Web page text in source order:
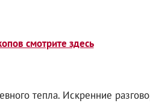
смотрите здесь
тепла. Искренние